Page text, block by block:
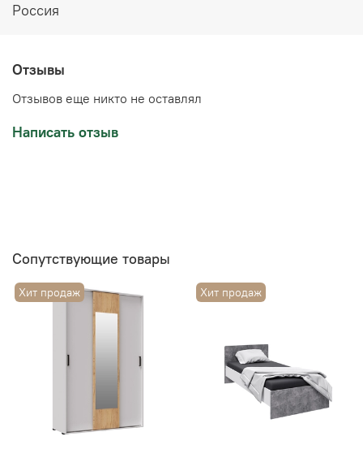
Россия
Отзывы
Отзывов еще никто не оставлял
Написать отзыв
Сопутствующие товары
Хит продаж Хит продаж